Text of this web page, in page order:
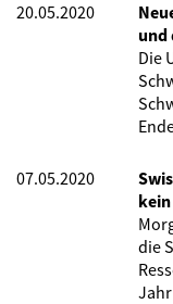
20.05.2020
und
Die
07.05.2020
die